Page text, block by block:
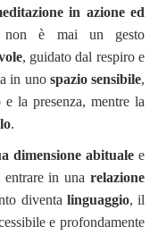
in azione ed
è mai un gesto
, guidato dal respiro e
in uno spazio sensibile,
la presenza, mentre la
.
dimensione abitualee
in una relazione
diventa linguaggio, il
e profondamente